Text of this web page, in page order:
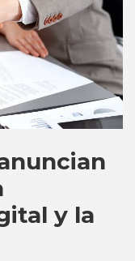
y la